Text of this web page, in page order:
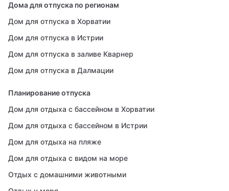
Дома для отпуска по регионам
Дом для отпуска в Хорватии
Дом для отпуска в Истрии
Дом для отпуска в заливе Кварнер
Дом для отпуска в Далмации
Планирование отпуска
Дом для отдыха с бассейном в Хорватии
Дом для отдыха с бассейном в Истрии
Дом для отдыха на пляже
Дом для отдыха с видом на море
Отдых с домашними животными